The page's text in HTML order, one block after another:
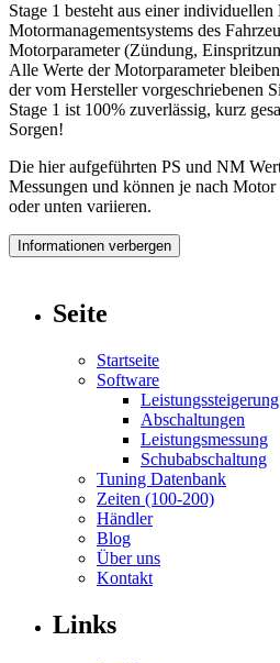
Stage 1 besteht aus einer
Motormanagementsystems des
Motorparameter (Zündung,
Alle Werte der Motorparameter
der vom Hersteller vorgeschriebenen
Stage 1 ist 100% zuverlässig, kurz
Sorgen!
Die hier aufgeführten PS und NM
Messungen und können je nach
oder unten variieren.
Informationen verbergen
Seite
Startseite
Software
Leistungssteigerung
Abschaltungen
Leistungsmessung
Schubabschaltung
Tuning Datenbank
Zeiten (100-200)
Händler
Blog
Über uns
Kontakt
Links